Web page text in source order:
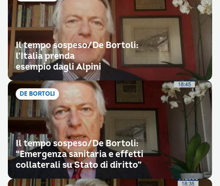
Il tempo sospeso/De Bortoli:
l’Italia prenda
esempio dagli Alpini
DE BORTOLI
Il tempo sospeso/De Bortoli:
“Emergenza sanitaria e effetti
collaterali su Stato di diritto”